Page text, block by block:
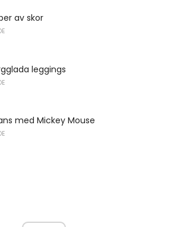
av skor
leggings
med Mickey Mouse